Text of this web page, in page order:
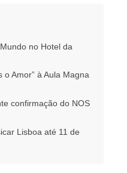
no Hotel da
o Amor” à Aula Magna
confirmação do NOS
Lisboa até 11 de